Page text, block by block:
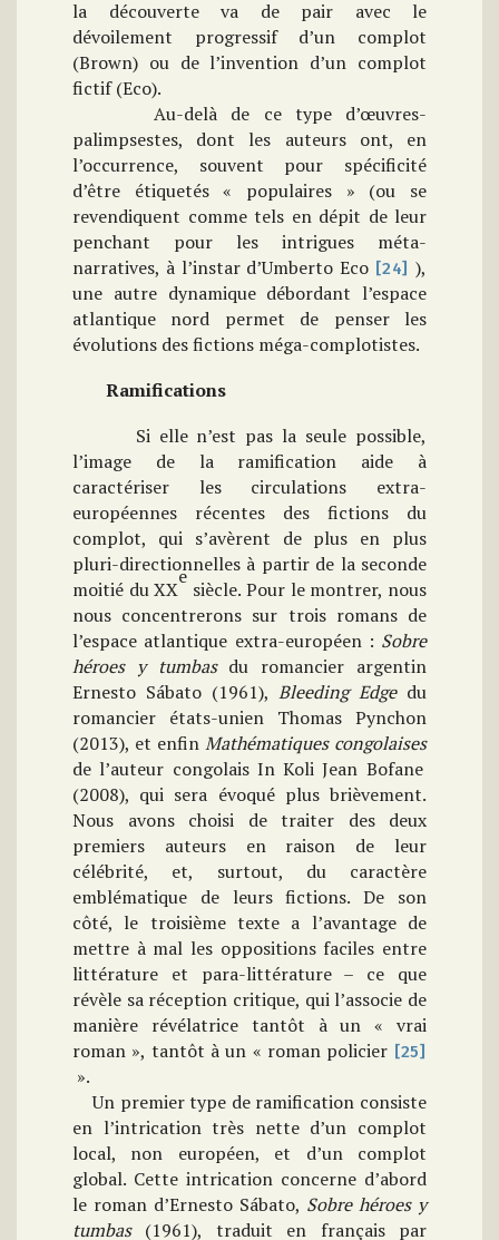
la découverte va de pair avec le
dévoilement progressif d’un complot
(Brown) ou de l’invention d’un complot
fictif (Eco).
Au-delà de ce type d’œuvres-
palimpsestes, dont les auteurs ont, en
l’occurrence, souvent pour spécificité
d’être étiquetés « populaires » (ou se
revendiquent comme tels en dépit de leur
penchant pour les intrigues méta-
narratives, à l’instar d’Umberto Eco [24] ),
une autre dynamique débordant l’espace
atlantique nord permet de penser les
évolutions des fictions méga-complotistes.
Ramifications
Si elle n’est pas la seule possible,
l’image de la ramification aide à
caractériser les circulations extra-
européennes récentes des fictions du
complot, qui s’avèrent de plus en plus
pluri-directionnelles à partir de la seconde
moitié du XX
e
siècle. Pour le montrer, nous
nous concentrerons sur trois romans de
l’espace atlantique extra-européen : Sobre
héroes y tumbasdu romancier argentin
Ernesto Sábato (1961), Bleeding Edgedu
romancier états-unien Thomas Pynchon
(2013), et enfin Mathématiques congolaises
de l’auteur congolais In Koli Jean Bofane
(2008), qui sera évoqué plus brièvement.
Nous avons choisi de traiter des deux
premiers auteurs en raison de leur
célébrité, et, surtout, du caractère
emblématique de leurs fictions. De son
côté, le troisième texte a l’avantage de
mettre à mal les oppositions faciles entre
littérature et para-littérature – ce que
révèle sa réception critique, qui l’associe de
manière révélatrice tantôt à un « vrai
roman », tantôt à un « roman policier [25]
».
Un premier type de ramification consiste
en l’intrication très nette d’un complot
local, non européen, et d’un complot
global. Cette intrication concerne d’abord
le roman d’Ernesto Sábato, Sobre héroes y
tumbas(1961), traduit en français par